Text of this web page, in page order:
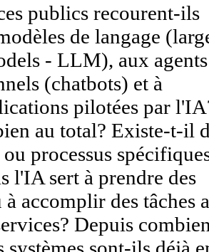
publics recourent-ils
de langage
- LLM), aux agents
(chatbots) et à
pilotées par
au total? Existe-t-il
processus
l'IA sert à prendre des
accomplir des tâches
Depuis